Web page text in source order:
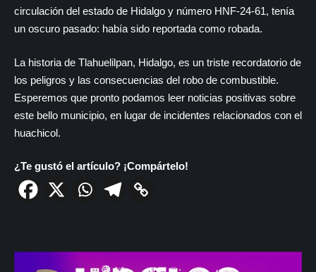
circulación del estado de Hidalgo y número HNF-24-61, tenía
un oscuro pasado: había sido reportada como robada.
La historia de Tlahuelilpan, Hidalgo, es un triste recordatorio de
los peligros y las consecuencias del robo de combustible.
Esperemos que pronto podamos leer noticias positivas sobre
este bello municipio, en lugar de incidentes relacionados con el
huachicol.
¿Te gustó el artículo? ¡Compártelo!